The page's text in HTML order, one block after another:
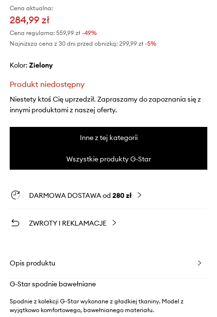
Cena aktualna:
284,99 zł
Cena regularna: 559,99 zł -49%
Najniższa cena z 30 dni przed obniżką: 299,99 zł -5%
Kolor: zielony
Produkt niedostępny
Niestety ktoś Cię uprzedził. Zapraszamy do zapoznania się z
innymi produktami z naszej oferty.
Inne z tej kategorii
Wszystkie produkty G-Star
DARMOWA DOSTAWA od 280 zł
ZWROTY I REKLAMACJE
Opis produktu
G-Star spodnie bawełniane
Spodnie z kolekcji G-Star wykonane z gładkiej tkaniny. Model z
wyjątkowo komfortowego, bawełnianego materiału.